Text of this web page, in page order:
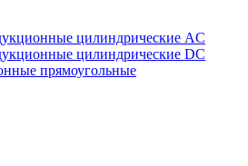
цилиндрические AC
цилиндрические DC
прямоугольные